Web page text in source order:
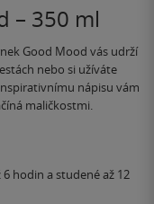
– 350 ml
Good Mood vás udrží
nebo si užíváte
nápisu vám
maličkostmi.
hodin a studené až 12